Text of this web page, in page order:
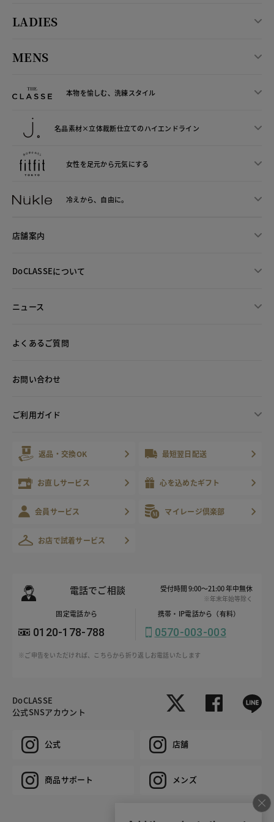
LADIES
MENS
本物を愉しむ、洗練スタイル
名品素材×立体裁断仕立てのハイエンドライン
女性を足元から元気にする
冷えから、 自由に。
店舗案内
DoCLASSEについて
ニュース
よくあるご質問
お問い合わせ
ご利用ガイド
返品・交換OK 最短翌日配送
お直しサービス 心を込めたギフト
会員サービス マイレージ倶楽部
お店で試着サービス
電話でご相談 受付時間 9:00～21:00 年中無休
※年末年始等除く
固定電話から
0120-178-788
携帯・IP電話から（有料）
0570-003-003
※ご申告をいただければ、こちらから折り返しお電話いたします
DoCLASSE
公式SNSアカウント
公式 店舗
商品サポート メンズ